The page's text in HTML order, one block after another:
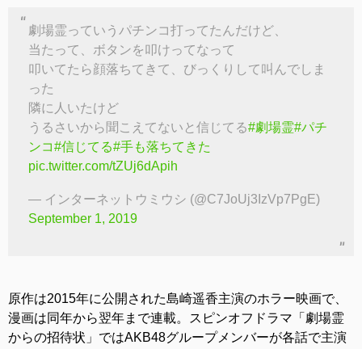
劇場霊っていうパチンコ打ってたんだけど、
当たって、ボタンを叩けってなって
叩いてたら顔落ちてきて、びっくりして叫んでしま
った
隣に人いたけど
うるさいから聞こえてないと信じてる#劇場霊#パチ
ンコ#信じてる#手も落ちてきた
pic.twitter.com/tZUj6dApih
— インターネットウミウシ (@C7JoUj3IzVp7PgE)
September 1, 2019
原作は2015年に公開された島崎遥香主演のホラー映画で、
漫画は同年から翌年まで連載。スピンオフドラマ「劇場霊
からの招待状」ではAKB48グループメンバーが各話で主演